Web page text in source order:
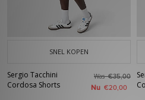
SNEL KOPEN
Sergio Tacchini
Cordosa Shorts
Was€35,00
Nu €20,00